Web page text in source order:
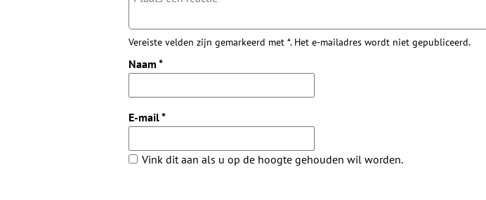
Vereiste velden zijn gemarkeerd met *. Het e-mailadres wordt niet gepubliceerd.
Naam *
E-mail*
Vink dit aan als u op de hoogte gehouden wil worden.